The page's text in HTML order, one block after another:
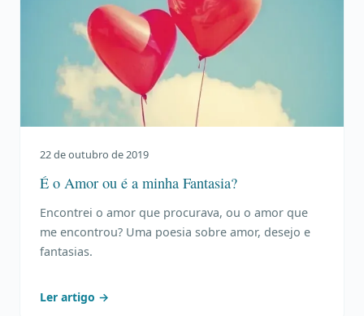
22 de outubro de 2019
É o Amor ou é a minha Fantasia?
Encontrei o amor que procurava, ou o amor que
me encontrou? Uma poesia sobre amor, desejo e
fantasias.
Ler artigo →